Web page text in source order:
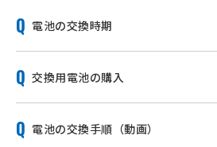
電池の交換時期
交換用電池の購入
電池の交換手順（動画）